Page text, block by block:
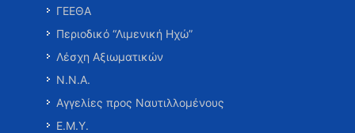
ΓΕΕΘΑ
Περιοδικό “Λιμενική Ηχώ”
Λέσχη Αξιωματικών
Ν.Ν.Α.
Αγγελίες προς Ναυτιλλομένους
Ε.Μ.Υ.